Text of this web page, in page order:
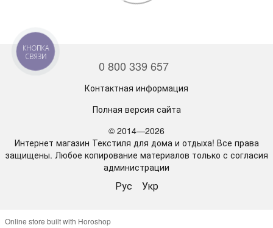
0 800 339 657
Контактная информация
Полная версия сайта
© 2014—2026
Интернет магазин Текстиля для дома и отдыха! Все права
защищены. Любое копирование материалов только с согласия
администрации
Рус Укр
Online store built with Horoshop
КНОПКА
СВЯЗИ